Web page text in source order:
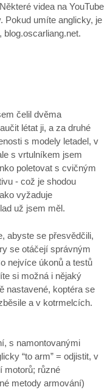
videa na YouTube
Pokud umíte anglicky, je
čelil dvěma
létat ji, a za druhé
s modely letadel, v
s vrtulníkem jsem
poletovat s cvičným
- což je shodou
vyžaduje
už jsem měl.
abyste se přesvědčili,
se otáčejí správným
nejvíce úkonů a testů
si možná i nějaký
nastavené, koptéra se
a v kotrmelcích.
s namontovanými
“to arm” = odjistit, v
motorů; různé
metody armování)